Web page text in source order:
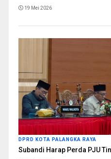
19 Mei 2026
DPRD KOTA PALANGKA RAYA
Subandi Harap Perda PJU